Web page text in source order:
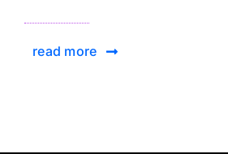
read more